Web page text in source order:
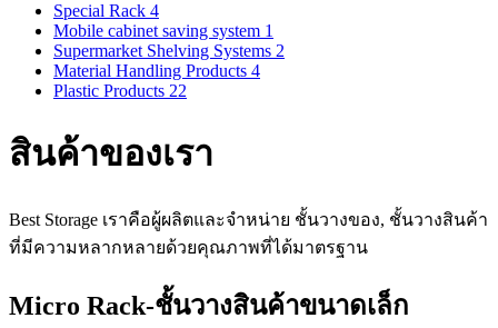
Special Rack 4
Mobile cabinet saving system 1
Supermarket Shelving Systems 2
Material Handling Products 4
Plastic Products 22
สินค้าของเรา
Best Storage เราคือผู้ผลิตและจำหน่าย ชั้นวางของ, ชั้นวางสินค้า
ที่มีความหลากหลายด้วยคุณภาพที่ได้มาตรฐาน
Micro Rack-ชั้นวางสินค้าขนาดเล็ก